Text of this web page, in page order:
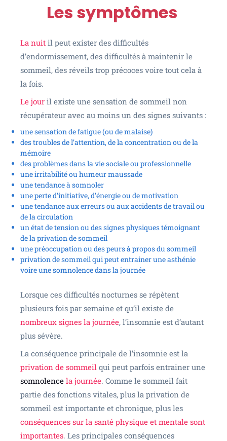
Les symptômes
La nuit il peut exister des difficultés
d’endormissement, des difficultés à maintenir le
sommeil, des réveils trop précoces voire tout cela à
la fois.
Le jour il existe une sensation de sommeil non
récupérateur avec au moins un des signes suivants :
une sensation de fatigue (ou de malaise)
des troubles de l’attention, de la concentration ou de la
mémoire
des problèmes dans la vie sociale ou professionnelle
une irritabilité ou humeur maussade
une tendance à somnoler
une perte d’initiative, d’énergie ou de motivation
une tendance aux erreurs ou aux accidents de travail ou
de la circulation
un état de tension ou des signes physiques témoignant
de la privation de sommeil
une préoccupation ou des peurs à propos du sommeil
privation de sommeil qui peut entrainer une asthénie
voire une somnolence dans la journée
Lorsque ces difficultés nocturnes se répètent
plusieurs fois par semaine et qu’il existe de
nombreux signes la journée, l’insomnie est d’autant
plus sévère.
La conséquence principale de l’insomnie est la
privation de sommeil qui peut parfois entrainer une
somnolence la journée. Comme le sommeil fait
partie des fonctions vitales, plus la privation de
sommeil est importante et chronique, plus les
conséquences sur la santé physique et mentale sont
importantes. Les principales conséquences